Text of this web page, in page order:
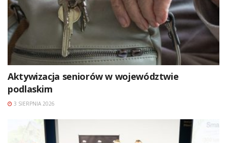
Aktywizacja seniorów w województwie
podlaskim
3 SIERPNIA 2026